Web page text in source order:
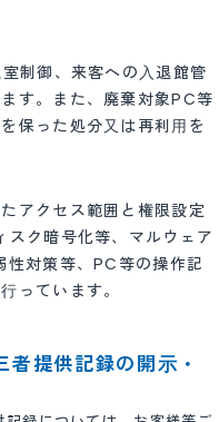
制御、来客への⼊退館管
す。また、廃棄対象PC等
保った処分⼜は再利⽤を
アクセス範囲と権限設定
スク暗号化等、マルウェア
性対策等、PC等の操作記
っています。
者提供記録の開⽰・